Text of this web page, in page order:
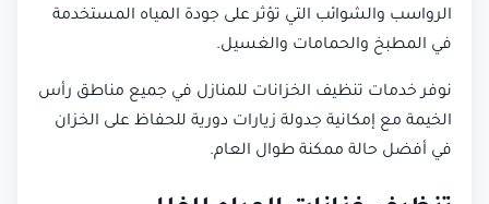
الرواسب والشوائب التي تؤثر على جودة المياه المستخدمة
في المطبخ والحمامات والغسيل.
نوفر خدمات تنظيف الخزانات للمنازل في جميع مناطق رأس
الخيمة مع إمكانية جدولة زيارات دورية للحفاظ على الخزان
في أفضل حالة ممكنة طوال العام.